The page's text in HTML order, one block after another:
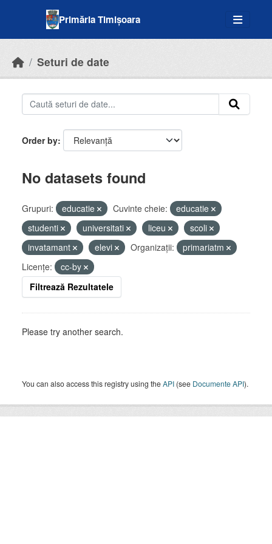
Primăria Timișoara
Seturi de date
Order by
No datasets found
Grupuri: educatie Cuvinte cheie:
educatie
studenti
universitati liceu
scoli
invatamant
elevi Organizații:
primariatm
Licenţe:
cc-by
Filtrează Rezultatele
Please try another search.
You can also access this registry using theAPI (see Documente API).